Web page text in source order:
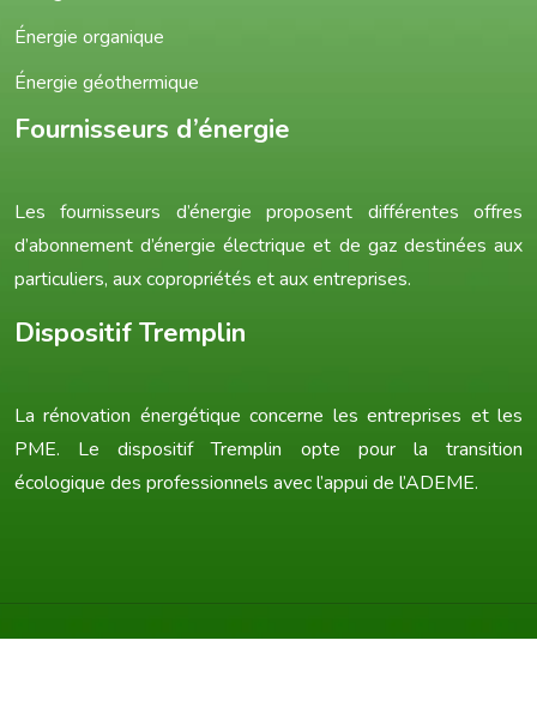
Énergie organique
Énergie géothermique
Fournisseurs d’énergie
Les fournisseurs d’énergie proposent différentes offres
d’abonnement d’énergie électrique et de gaz destinées aux
particuliers, aux copropriétés et aux entreprises.
Dispositif Tremplin
La rénovation énergétique concerne les entreprises et les
PME. Le dispositif Tremplin opte pour la transition
écologique des professionnels avec l’appui de l’ADEME.